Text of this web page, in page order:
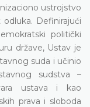
ustrojstvo
Definirajući
politički
države, Ustav je
suda i učinio
sudstva –
ustava i kao
prava i sloboda